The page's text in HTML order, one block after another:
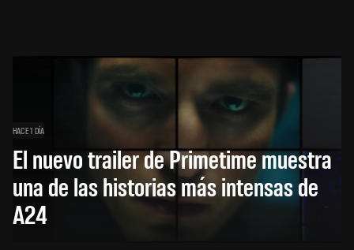
HACE 1 DÍA
El nuevo trailer de Primetime muestra
una de las historias más intensas de
A24